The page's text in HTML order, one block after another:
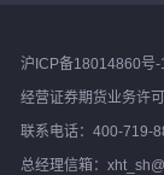
沪ICP备18014860号-
经营证券期货业务许
联系电话：400-719-
总经理信箱：